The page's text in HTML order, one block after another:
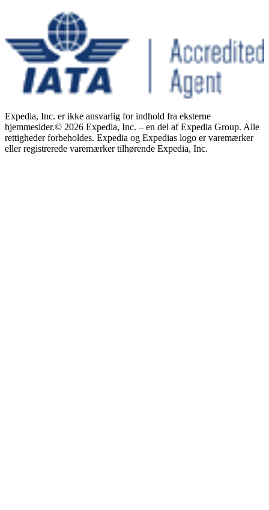
Expedia, Inc. er ikke ansvarlig for indhold fra eksterne
hjemmesider.© 2026 Expedia, Inc. – en del af Expedia Group. Alle
rettigheder forbeholdes. Expedia og Expedias logo er varemærker
eller registrerede varemærker tilhørende Expedia, Inc.